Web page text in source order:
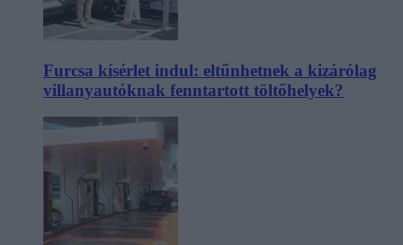
Furcsa kísérlet indul: eltűnhetnek a kizárólag
villanyautóknak fenntartott töltőhelyek?